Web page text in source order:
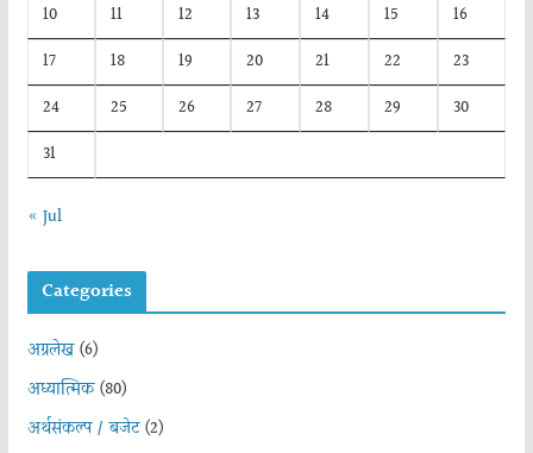
10
11 12 13 14 15
16
17
18 19 20 21 22
23
24
25 26 27 28 29
30
31
« Jul
Categories
अग्रलेख(6)
अध्यात्मिक(80)
अर्थसंकल्प / बजेट(2)